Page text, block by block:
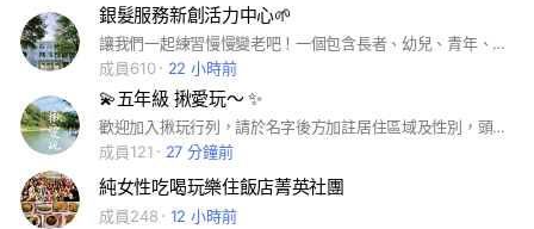
暖！ 我們也經常舉辦旅遊和聚會，您可以翻看群組內的記事
本，裡面有未來將舉辦的活動和過去活動的照片、影片。 歡迎
您在此和大家互相關懷、互相扶持，分享生活點滴....😊 規定：
大頭貼用本人脫口罩、太陽眼鏡的照片 名字旁加西元出生年及
居住地 若入群超過六小時沒有照片、沒有變更加註的名稱，即
予退群。 不談政治、宗教、種族議題 禁止直銷、推銷行為 禁止
色情、賭博、股票資訊 請互相尊重，保持禮貌交流 若超過三個
月不與人互動，或不參加任何活動的潛水客，即會被無情退群。
銀髮服務新創活力中心🌱
讓我們一起練習慢慢變老吧！一個包含長者、幼兒、青年、中年人的共好園地🌸 #銀髮新創 #青銀共融活動 #社區照顧 #通用設計 #興趣培養 #交流 #手作課程 #關懷據點 #跨域沙龍
成員610
22 小時前
💫五年級 揪愛玩～ ✨
歡迎加入揪玩行列，請於名字後方加註居住區域及性別，頭貼請勿空白。相逢自是緣起，同世代的我們可以相遇，一起出遊，是件幸福的事。吃喝玩樂、聚餐聊天、上山下海、旅遊分享，快樂是唯一🙂 為健康出遊～
成員121
27 分鐘前
純女性吃喝玩樂住飯店菁英社團
成員248 12 小時前